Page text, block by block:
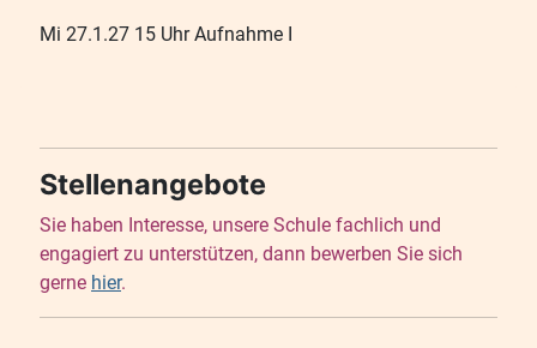
Mi 27.1.27 15 Uhr Aufnahme I
Stellenangebote
Sie haben Interesse, unsere Schule fachlich und
engagiert zu unterstützen, dann bewerben Sie sich
gerne hier.